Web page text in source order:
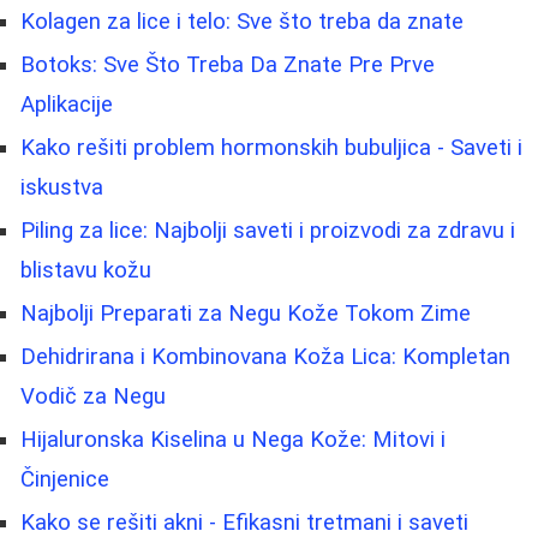
Kolagen za lice i telo: Sve što treba da znate
Botoks: Sve Što Treba Da Znate Pre Prve
Aplikacije
Kako rešiti problem hormonskih bubuljica - Saveti i
iskustva
Piling za lice: Najbolji saveti i proizvodi za zdravu i
blistavu kožu
Najbolji Preparati za Negu Kože Tokom Zime
Dehidrirana i Kombinovana Koža Lica: Kompletan
Vodič za Negu
Hijaluronska Kiselina u Nega Kože: Mitovi i
Činjenice
Kako se rešiti akni - Efikasni tretmani i saveti